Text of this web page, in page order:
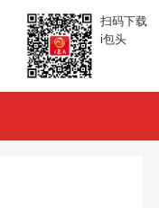
扫码下载
i包头